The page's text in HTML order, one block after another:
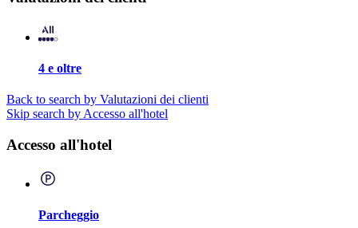
4 e oltre
Back to search by Valutazioni dei clienti
Skip search by Accesso all'hotel
Accesso all'hotel
Parcheggio